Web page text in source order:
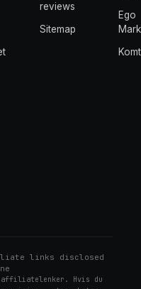
reviews
Sitemap
Ego
links disclosed
affiliatelenker. Hvis du